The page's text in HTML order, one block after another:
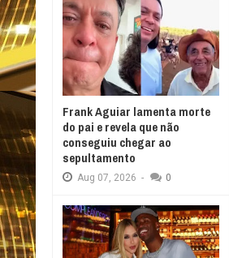
Frank Aguiar lamenta morte
do pai e revela que não
conseguiu chegar ao
sepultamento
Aug 07, 2026 - 0